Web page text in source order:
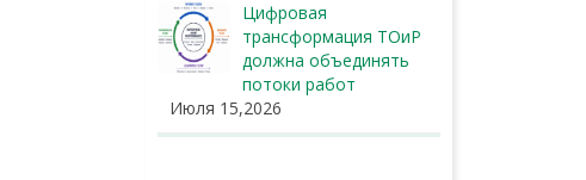
Цифровая
трансформация ТОиР
должна объединять
потоки работ
Июля 15,2026